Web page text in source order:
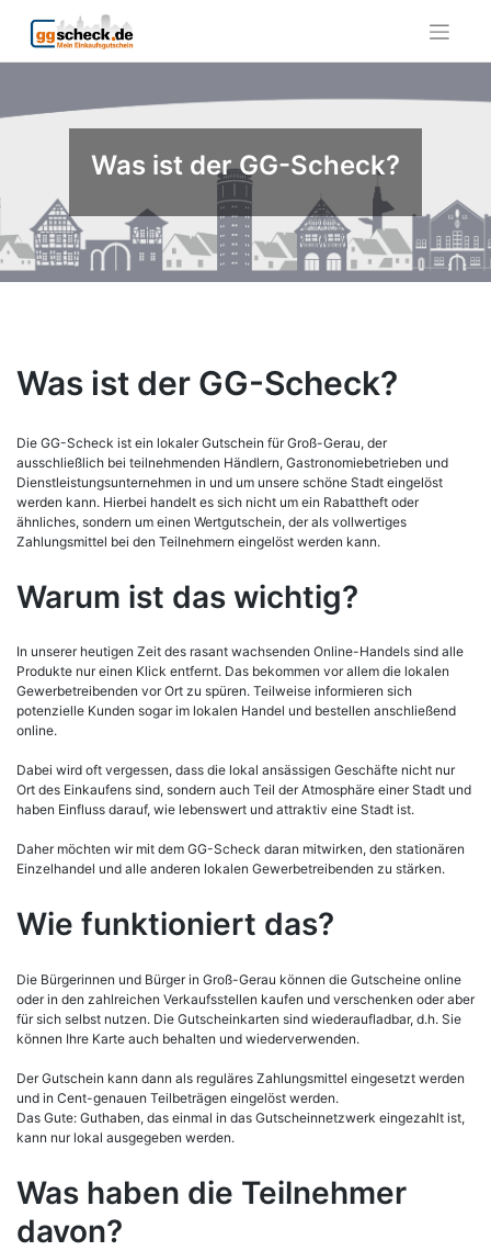
content
Was ist der GG-Scheck?
Was ist der GG-Scheck?
Die GG-Scheck ist ein lokaler Gutschein für Groß-Gerau, der
ausschließlich bei teilnehmenden Händlern, Gastronomiebetrieben und
Dienstleistungsunternehmen in und um unsere schöne Stadt eingelöst
werden kann. Hierbei handelt es sich nicht um ein Rabattheft oder
ähnliches, sondern um einen Wertgutschein, der als vollwertiges
Zahlungsmittel bei den Teilnehmern eingelöst werden kann.
Warum ist das wichtig?
In unserer heutigen Zeit des rasant wachsenden Online-Handels sind alle
Produkte nur einen Klick entfernt. Das bekommen vor allem die lokalen
Gewerbetreibenden vor Ort zu spüren. Teilweise informieren sich
potenzielle Kunden sogar im lokalen Handel und bestellen anschließend
online.
Dabei wird oft vergessen, dass die lokal ansässigen Geschäfte nicht nur
Ort des Einkaufens sind, sondern auch Teil der Atmosphäre einer Stadt und
haben Einfluss darauf, wie lebenswert und attraktiv eine Stadt ist.
Daher möchten wir mit dem GG-Scheck daran mitwirken, den stationären
Einzelhandel und alle anderen lokalen Gewerbetreibenden zu stärken.
Wie funktioniert das?
Die Bürgerinnen und Bürger in Groß-Gerau können die Gutscheine online
oder in den zahlreichen Verkaufsstellen kaufen und verschenken oder aber
für sich selbst nutzen. Die Gutscheinkarten sind wiederaufladbar, d.h. Sie
können Ihre Karte auch behalten und wiederverwenden.
Der Gutschein kann dann als reguläres Zahlungsmittel eingesetzt werden
und in Cent-genauen Teilbeträgen eingelöst werden.
Das Gute: Guthaben, das einmal in das Gutscheinnetzwerk eingezahlt ist,
kann nur lokal ausgegeben werden.
Was haben die Teilnehmer
davon?